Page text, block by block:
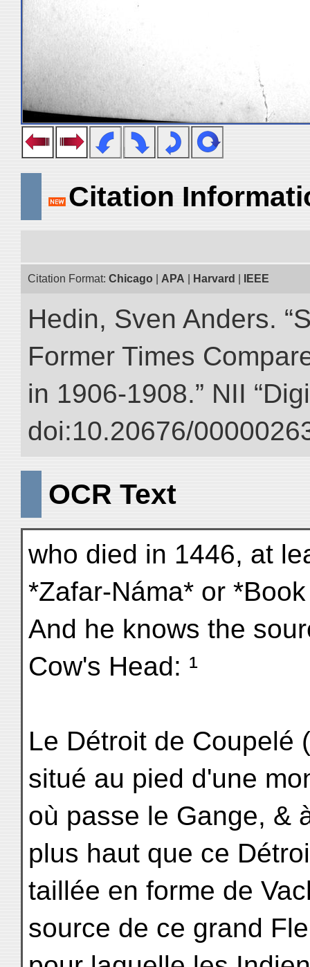
Citation
Citation Format: Chicago APA Harvard IEEE
Hedin, Sven Anders.
Former Times
in 1906-1908.” NII
doi:10.20676/
OCR Text
who died in 1446, at
*Zafar-Náma* or
And he knows the
Cow's Head: ¹
Le Détroit de Coupelé
situé au pied d'une
où passe le Gange, &
plus haut que ce
taillée en forme de
source de ce grand